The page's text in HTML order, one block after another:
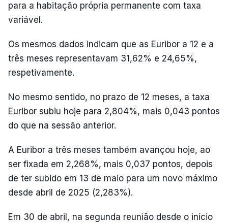
para a habitação própria permanente com taxa
variável.
Os mesmos dados indicam que as Euribor a 12 e a
três meses representavam 31,62% e 24,65%,
respetivamente.
No mesmo sentido, no prazo de 12 meses, a taxa
Euribor subiu hoje para 2,804%, mais 0,043 pontos
do que na sessão anterior.
A Euribor a três meses também avançou hoje, ao
ser fixada em 2,268%, mais 0,037 pontos, depois
de ter subido em 13 de maio para um novo máximo
desde abril de 2025 (2,283%).
Em 30 de abril, na segunda reunião desde o início